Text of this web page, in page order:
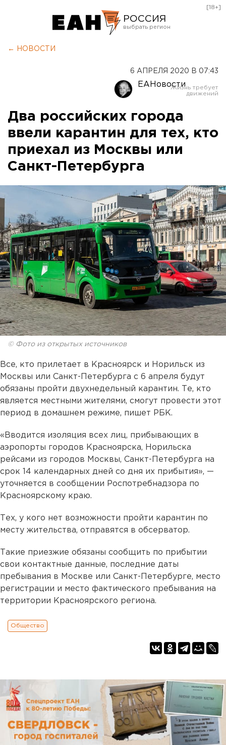
РОССИЯ
Оренбург
[18+]
← НОВОСТИ
6 АПРЕЛЯ 2020 В 07:43
ЕАНовости
Два российских города
ввели карантин для тех, кто
приехал из Москвы или
Санкт-Петербурга
© Фото из открытых источников
Все, кто прилетает в Красноярск и Норильск из
Москвы или Санкт-Петербурга с 6 апреля будут
обязаны пройти двухнедельный карантин. Те, кто
является местными жителями, смогут провести этот
период в домашнем режиме, пишет РБК.
«Вводится изоляция всех лиц, прибывающих в
аэропорты городов Красноярска, Норильска
рейсами из городов Москвы, Санкт-Петербурга на
срок 14 календарных дней со дня их прибытия», —
уточняется в сообщении Роспотребнадзора по
Красноярскому краю.
Тех, у кого нет возможности пройти карантин по
месту жительства, отправятся в обсерватор.
Такие приезжие обязаны сообщить по прибытии
свои контактные данные, последние даты
пребывания в Москве или Санкт-Петербурге, место
регистрации и место фактического пребывания на
территории Красноярского региона.
Общество